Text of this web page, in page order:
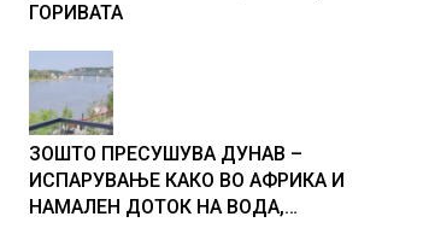
ГОРИВАТА
ЗОШТО ПРЕСУШУВА ДУНАВ –
ИСПАРУВАЊЕ КАКО ВО АФРИКА И
НАМАЛЕН ДОТОК НА ВОДА,